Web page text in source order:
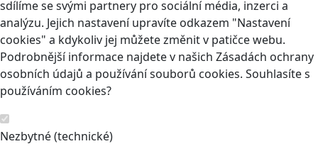
sdílíme se svými partnery pro sociální média, inzerci a
analýzu. Jejich nastavení upravíte odkazem "Nastavení
cookies" a kdykoliv jej můžete změnit v patičce webu.
Podrobnější informace najdete v našich Zásadách ochrany
osobních údajů a používání souborů cookies. Souhlasíte s
používáním cookies?
Nezbytné (technické)